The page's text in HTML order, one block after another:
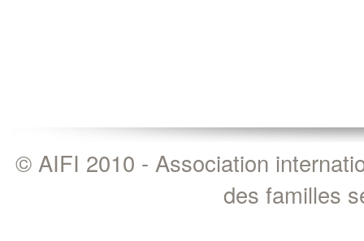
© AIFI 2010 - Association
des familles